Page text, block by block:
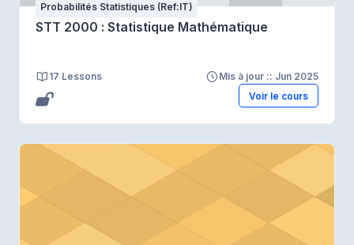
Probabilités Statistiques (Ref:IT)
STT 2000 : Statistique Mathématique
17 Lessons
Mis à jour :: Jun 2025
Voir le cours